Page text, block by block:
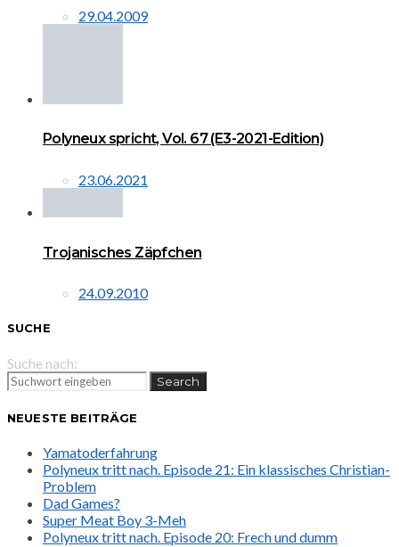
29.04.2009
Polyneux spricht, Vol. 67 (E3-2021-Edition)
23.06.2021
Trojanisches Zäpfchen
24.09.2010
SUCHE
Suche nach:
Search
NEUESTE BEITRÄGE
Yamatoderfahrung
Polyneux tritt nach. Episode 21: Ein klassisches Christian-
Problem
Dad Games?
Super Meat Boy 3-Meh
Polyneux tritt nach. Episode 20: Frech und dumm